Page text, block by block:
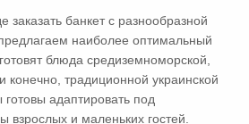
заказать банкет с разнообразной
наиболее оптимальный
блюда средиземноморской,
конечно, традиционной украинской
адаптировать под
взрослых и маленьких гостей.